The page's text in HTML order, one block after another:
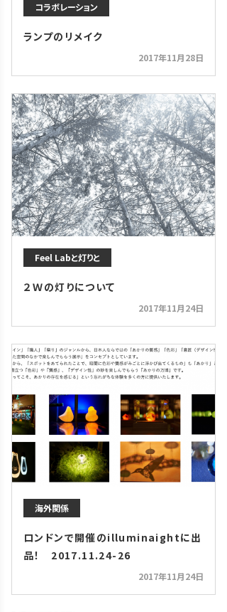
コラボレーション
ランプのリメイク
2017年11月28日
Feel Labと灯りと
２Ｗの灯りについて
2017年11月24日
海外関係
ロンドンで開催のilluminaightに出
品！ 2017.11.24-26
2017年11月24日